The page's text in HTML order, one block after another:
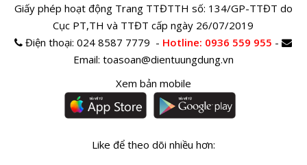
Giấy phép hoạt động Trang TTĐTTH số: 134/GP-TTĐT do
Cục PT,TH và TTĐT cấp ngày 26/07/2019
Điện thoại:024 8587 7779 - Hotline: 0936 559 955 -
Email: toasoan@dientuungdung.vn
Xem bản mobile
Like để theo dõi nhiều hơn: